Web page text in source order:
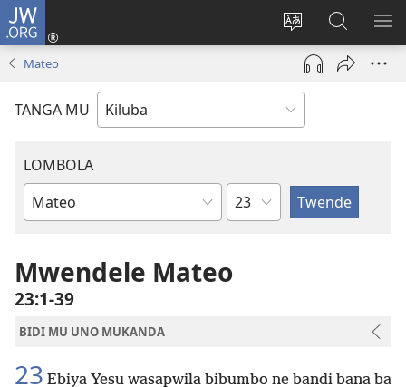
JW.ORG
Shinta
ludimi
lwa
diteba
Twela
(opens
window)
Kukimba
pa
JW.ORG
Mateo
TANGA MU
LOMBOLA
Mukanda
mu
Bible
Shapita
Mwendele Mateo
23:1-39
BIDI MU UNO MUKANDA
23 Ebiya Yesu wasapwila bibumbo ne bandi bana ba